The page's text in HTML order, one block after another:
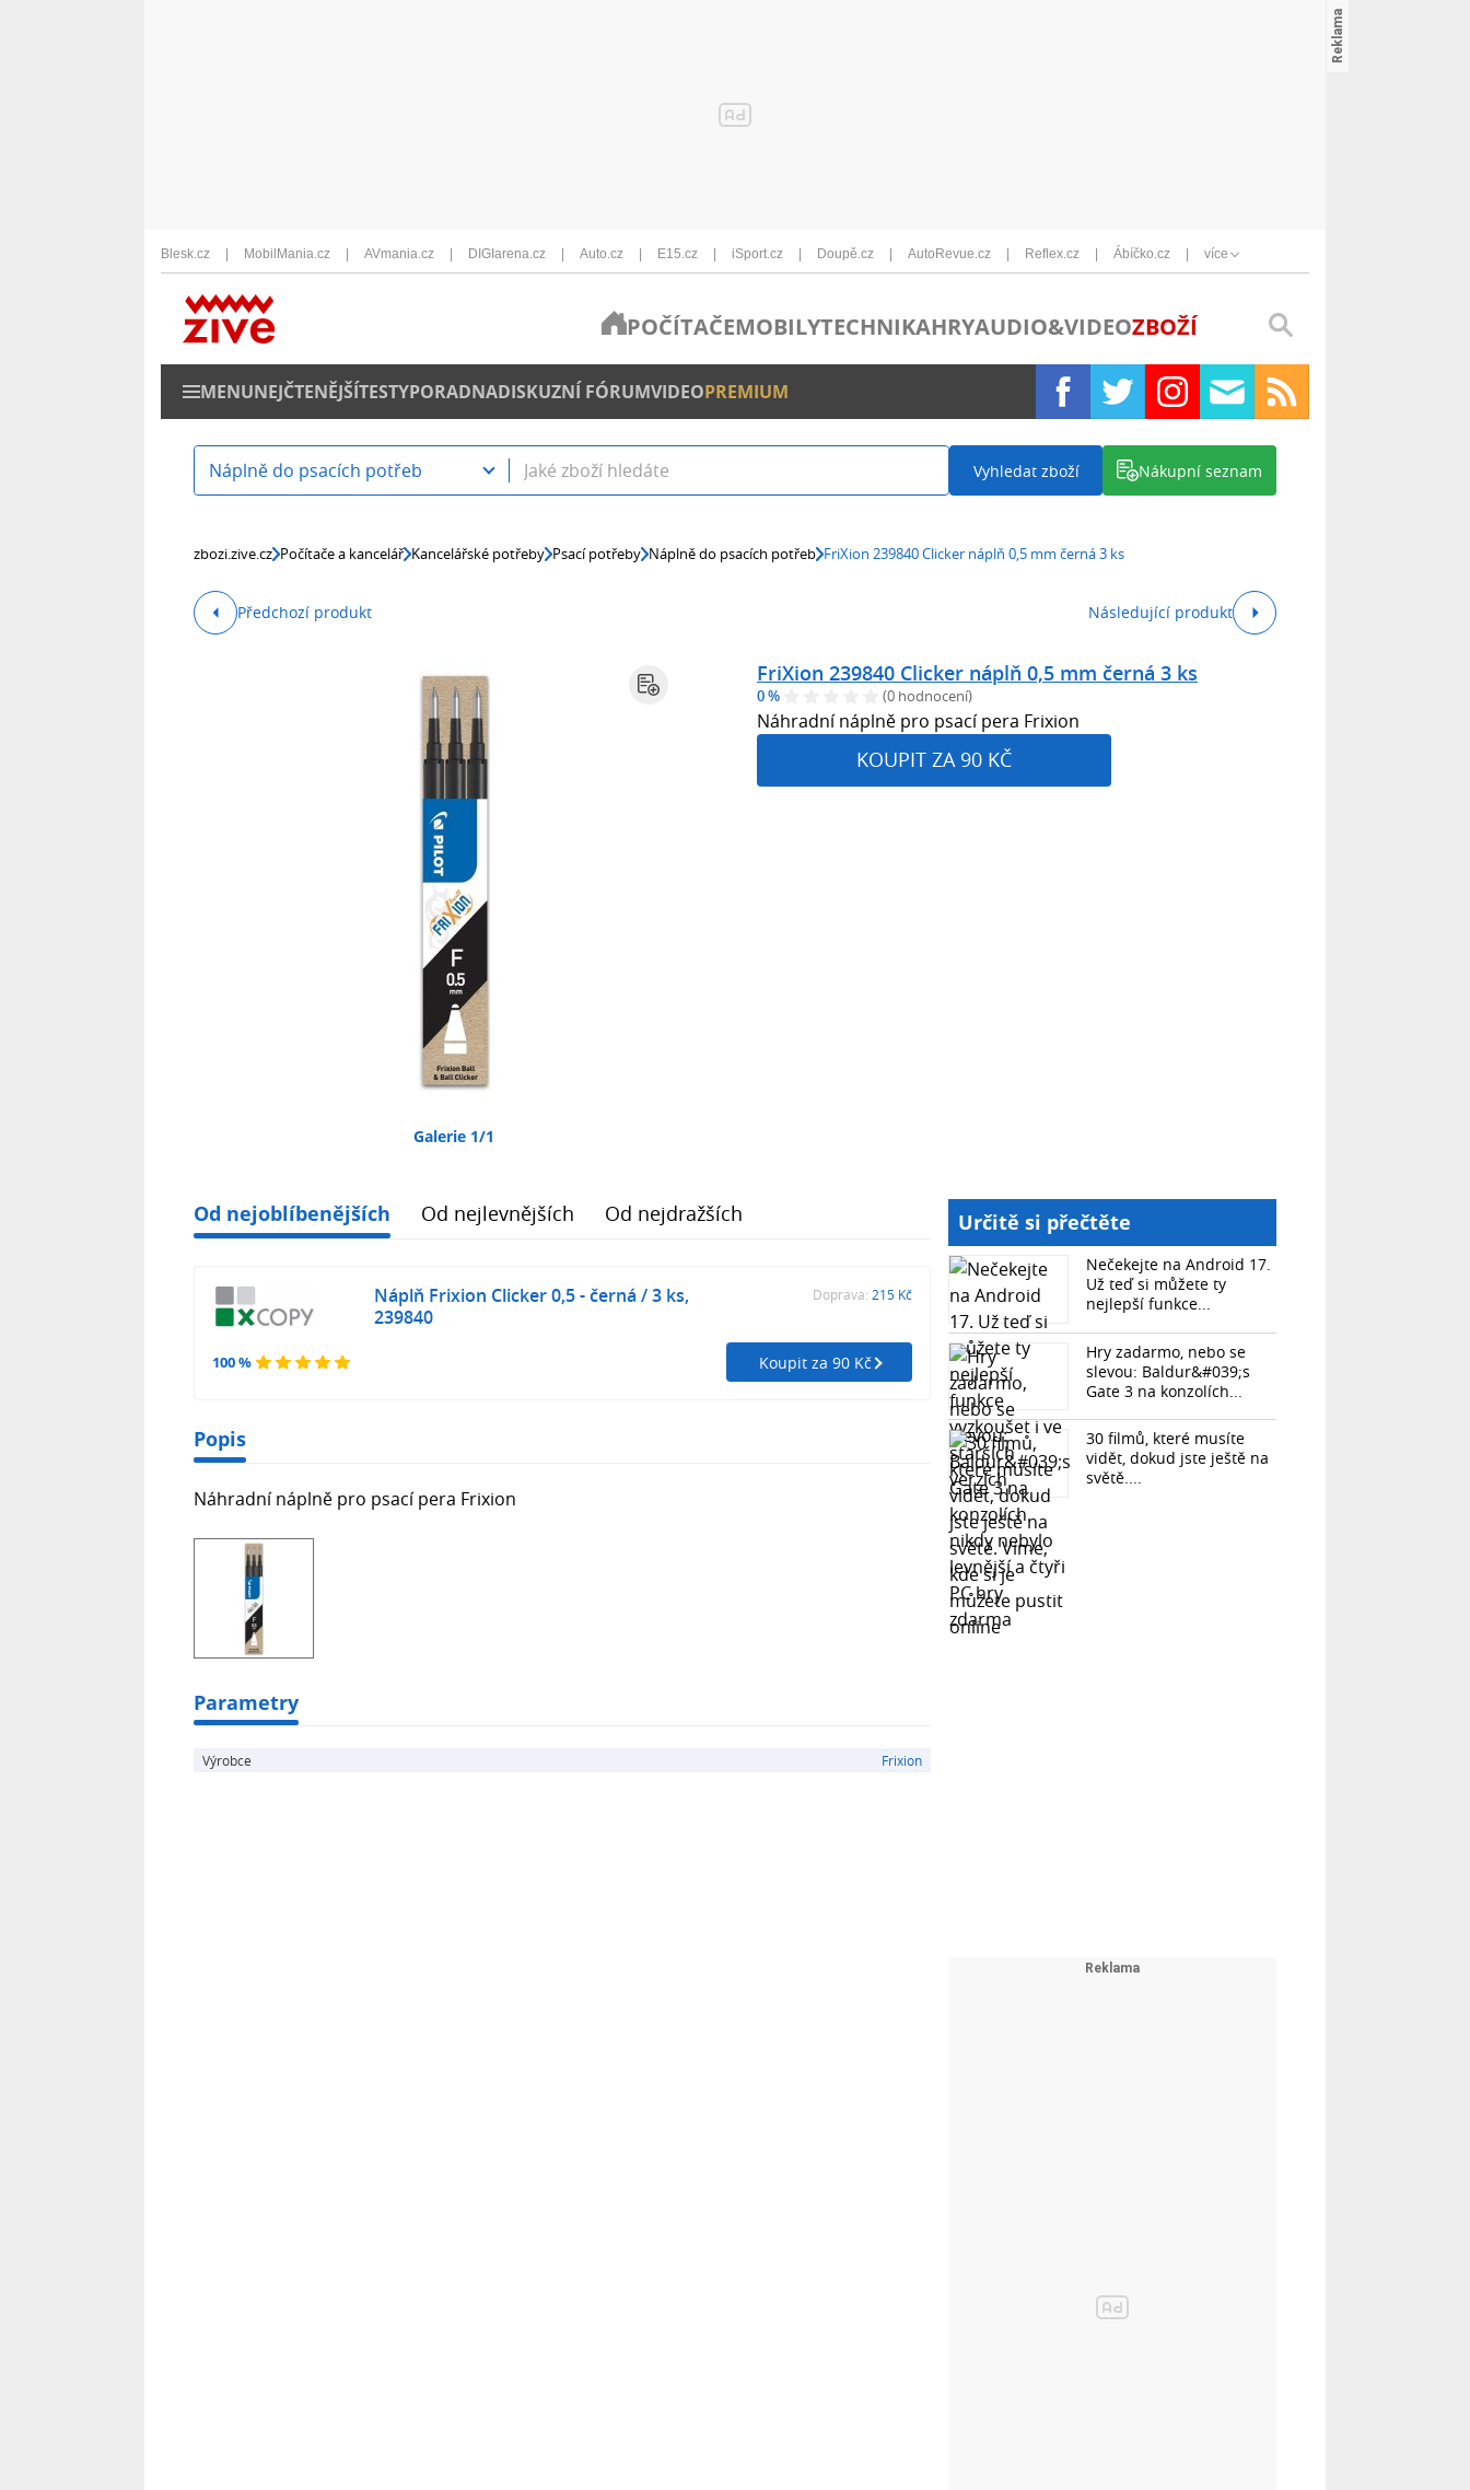
Blesk.cz MobilMania.cz AVmania.cz DIGIarena.cz Auto.cz E15.cz iSport.cz Doupě.cz AutoRevue.cz Reflex.cz Ábíčko.cz více
POČÍTAČEMOBILYTECHNIKAHRYAUDIO&VIDEOZBOŽÍ
MENUNEJČTENĚJŠÍTESTYPORADNADISKUZNÍ FÓRUMVIDEOPREMIUM
Náplně do psacích potřeb Vyhledat zboží Nákupní seznam
zbozi.zive.cz Počítače a kancelář Kancelářské potřeby Psací potřeby Náplně do psacích potřeb FriXion 239840 Clicker náplň 0,5 mm černá 3 ks
Předchozí produkt Následující produkt
Galerie 1/1
FriXion 239840 Clicker náplň 0,5 mm černá 3 ks
0 % (0 hodnocení)
Náhradní náplně pro psací pera Frixion
KOUPIT ZA 90 KČ
Od nejoblíbenějších Od nejlevnějších Od nejdražších
100 %
Náplň Frixion Clicker 0,5 - černá / 3 ks,
239840
Doprava: 215 Kč
Koupit za 90 Kč
Popis
Náhradní náplně pro psací pera Frixion
Parametry
Výrobce Frixion
Určitě si přečtěte
Nečekejte na Android 17.
Už teď si můžete ty
nejlepší funkce...
Hry zadarmo, nebo se
slevou: Baldur&#039;s
Gate 3 na konzolích...
30 filmů, které musíte
vidět, dokud jste ještě na
světě....